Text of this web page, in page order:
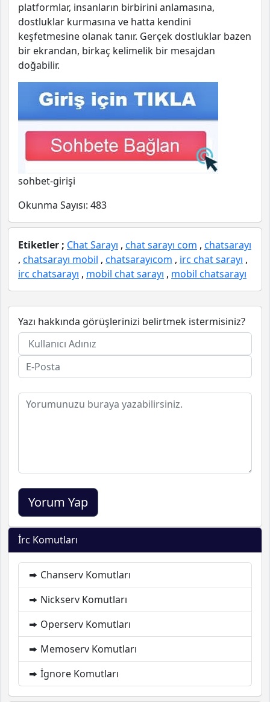
platformlar, insanların birbirini anlamasına,
dostluklar kurmasına ve hatta kendini
keşfetmesine olanak tanır. Gerçek dostluklar bazen
bir ekrandan, birkaç kelimelik bir mesajdan
doğabilir.
sohbet-girişi
Okunma Sayısı: 483
Etiketler ; Chat Sarayı , chat sarayı com , chatsarayı
, chatsarayı mobil , chatsarayıcom , irc chat sarayı ,
irc chatsarayı , mobil chat sarayı , mobil chatsarayı
Yazı hakkında görüşlerinizi belirtmek istermisiniz?
İrc Komutları
Chanserv Komutları
Nickserv Komutları
Operserv Komutları
Memoserv Komutları
İgnore Komutları